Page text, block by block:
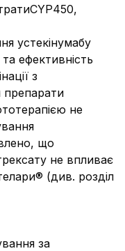
устекінумабу
ефективність
з
не
що
не впливає
(див. розділ
за